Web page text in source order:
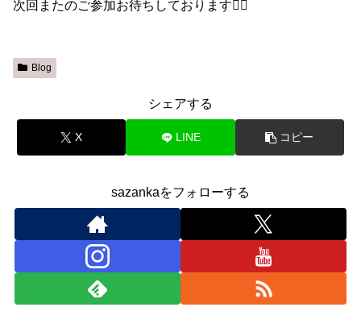
次回またのご参加お待ちしております🙇‍♀️
Blog
シェアする
X LINE コピー
sazankaをフォローする